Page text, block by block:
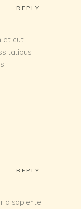
REPLY
et aut
REPLY
a sapiente